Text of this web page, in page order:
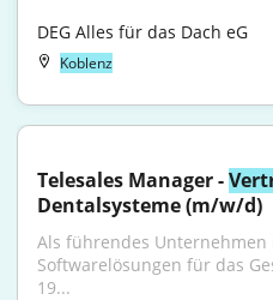
DEG Alles für das Dach eG
Koblenz
Telesales Manager -
Dentalsysteme (m/w/d)
Als führendes Unternehmen
Softwarelösungen für das
19...